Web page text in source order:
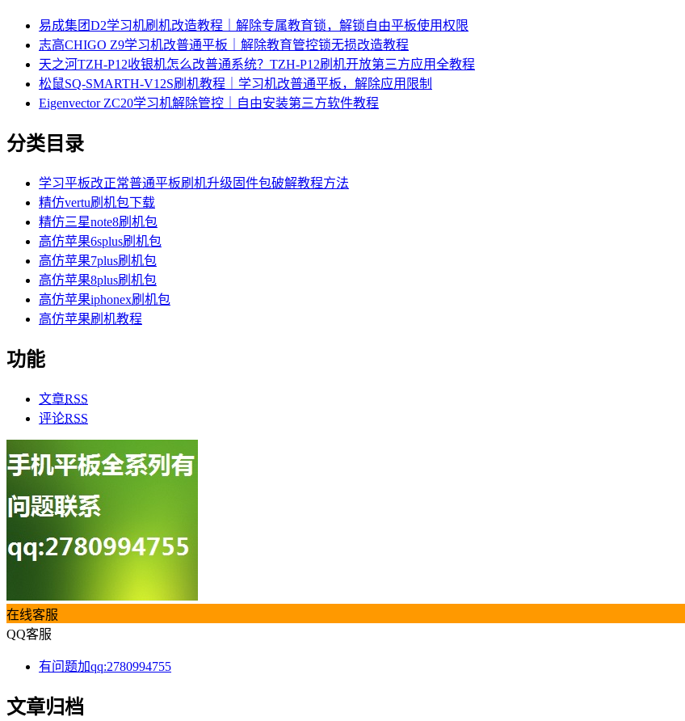
易成集团D2学习机刷机改造教程｜解除专属教育锁，解锁自由平板使用权限
志高CHIGO Z9学习机改普通平板｜解除教育管控锁无损改造教程
天之河TZH-P12收银机怎么改普通系统？TZH-P12刷机开放第三方应用全教程
松鼠SQ-SMARTH-V12S刷机教程｜学习机改普通平板，解除应用限制
Eigenvector ZC20学习机解除管控｜自由安装第三方软件教程
分类目录
学习平板改正常普通平板刷机升级固件包破解教程方法
精仿vertu刷机包下载
精仿三星note8刷机包
高仿苹果6splus刷机包
高仿苹果7plus刷机包
高仿苹果8plus刷机包
高仿苹果iphonex刷机包
高仿苹果刷机教程
功能
文章RSS
评论RSS
在线客服
QQ客服
有问题加qq:2780994755
文章归档